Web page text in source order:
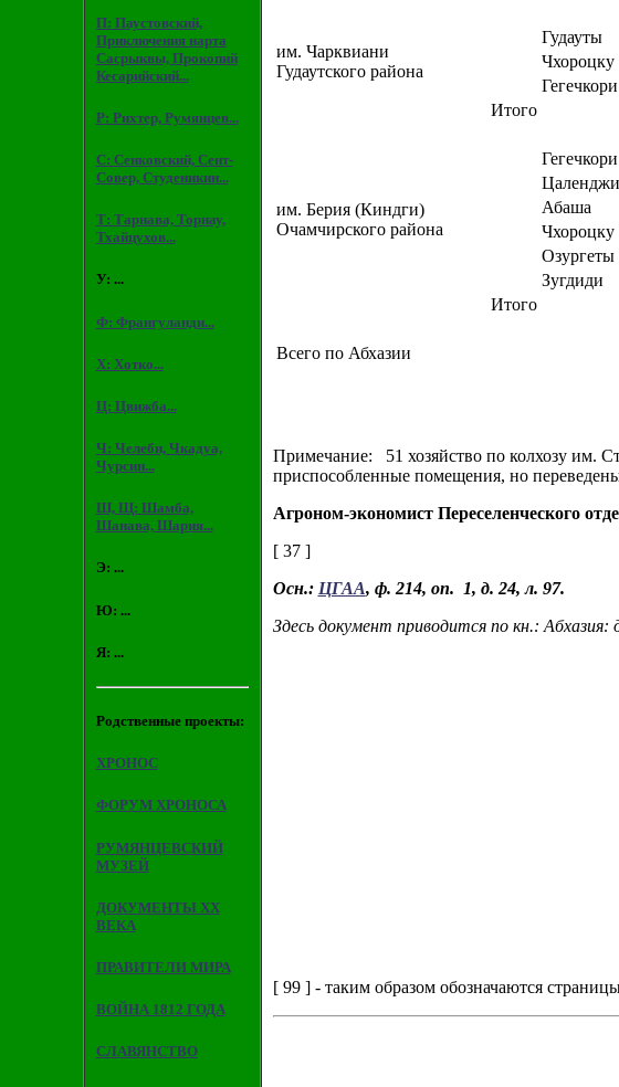
П: Паустовский,
Приключения нарта
Сасрыквы, Прокопий
Кесарийский...
Р: Рихтер, Румянцев...
С: Сенковский, Сент-
Совер, Студеникин...
Т: Тарнава, Торнау,
Тхайцухов...
У: ...
Ф: Франгуланди...
Х: Хотко...
Ц: Цвижба...
Ч: Челеби, Чкадуа,
Чурсин...
Ш, Щ: Шамба,
Шанава, Шария...
Э: ...
Ю: ...
Я: ...
Родственные проекты:
ХРОНОС
ФОРУМ ХРОНОСА
РУМЯНЦЕВСКИЙ
МУЗЕЙ
ДОКУМЕНТЫ XX
ВЕКА
ПРАВИТЕЛИ МИРА
ВОЙНА 1812 ГОДА
СЛАВЯНСТВО
им. Чарквиани
Гудаутского района
Гудауты
Чхороцку
Гегечкори
Итого
им. Берия (Киндги)
Очамчирского района
Абаша
Чхороцку
Озургеты
Зугдиди
Итого
Всего по Абхазии
Примечание: 51 хозяйство по колхозу им.
приспособленные помещения, но
Агроном-экономист Переселенческого
[ 37 ]
Осн.: ЦГАА, ф. 214, оп. 1, д. 24, л. 97.
Здесь документ приводится по кн.:
[ 99 ] - таким образом обозначаются